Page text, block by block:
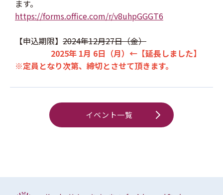
ます。
https://forms.office.com/r/v8uhpGGGT6
【申込期限】 2024年12月27日（金）
2025年 1月 6日（月）←【延長しました】
※定員となり次第、締切とさせて頂きます。
イベント一覧